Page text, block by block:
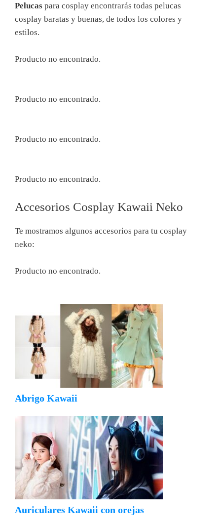
Pelucas para cosplay encontrarás todas pelucas
cosplay baratas y buenas, de todos los colores y
estilos.
Producto no encontrado.
Producto no encontrado.
Producto no encontrado.
Producto no encontrado.
Accesorios Cosplay Kawaii Neko
Te mostramos algunos accesorios para tu cosplay
neko:
Producto no encontrado.
Abrigo Kawaii
Auriculares Kawaii con orejas